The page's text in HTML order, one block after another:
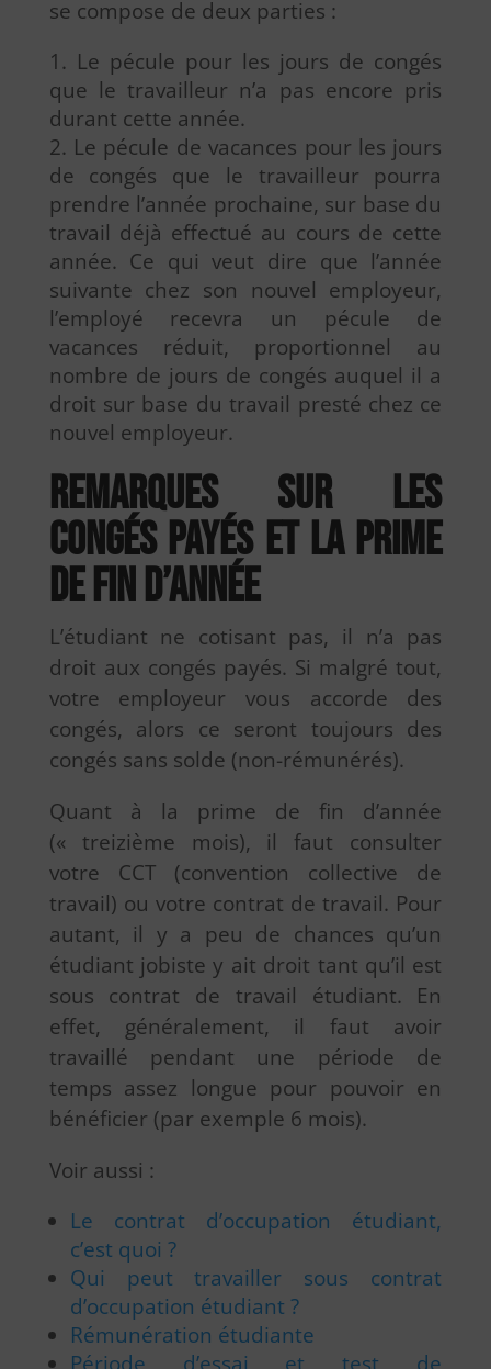
se compose de deux parties :
Le pécule pour les jours de congés
que le travailleur n’a pas encore pris
durant cette année.
Le pécule de vacances pour les jours
de congés que le travailleur pourra
prendre l’année prochaine, sur base du
travail déjà effectué au cours de cette
année. Ce qui veut dire que l’année
suivante chez son nouvel employeur,
l’employé recevra un pécule de
vacances réduit, proportionnel au
nombre de jours de congés auquel il a
droit sur base du travail presté chez ce
nouvel employeur.
Remarques sur les
congés payés et la prime
de fin d’année
L’étudiant ne cotisant pas, il n’a pas
droit aux congés payés. Si malgré tout,
votre employeur vous accorde des
congés, alors ce seront toujours des
congés sans solde (non-rémunérés).
Quant à la prime de fin d’année
(« treizième mois), il faut consulter
votre CCT (convention collective de
travail) ou votre contrat de travail. Pour
autant, il y a peu de chances qu’un
étudiant jobiste y ait droit tant qu’il est
sous contrat de travail étudiant. En
effet, généralement, il faut avoir
travaillé pendant une période de
temps assez longue pour pouvoir en
bénéficier (par exemple 6 mois).
Voir aussi :
Le contrat d’occupation étudiant,
c’est quoi ?
Qui peut travailler sous contrat
d’occupation étudiant ?
Rémunération étudiante
Période d’essai et test de